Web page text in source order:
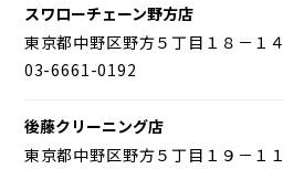
スワローチェーン野方店
東京都中野区野方５丁目１８－１４
03-6661-0192
後藤クリーニング店
東京都中野区野方５丁目１９－１１